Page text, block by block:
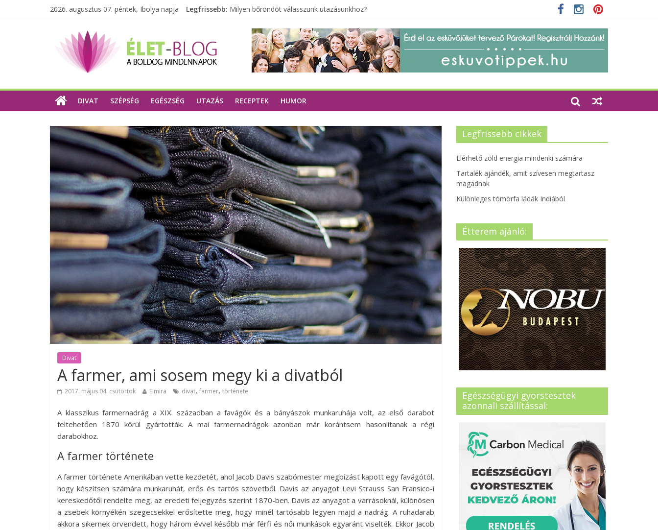
2026. augusztus 07. péntek, Ibolya napja Legfrissebb: Milyen bőröndöt válasszunk utazásunkhoz?
Tartalék ajándék, amit szívesen megtartasz magadnak
Különleges tömörfa ládák Indiából
A zöld forradalom: A mosó- és parfümtermékek környezetbarát szempontjainak erősítése
DIVAT SZÉPSÉG EGÉSZSÉG UTAZÁS RECEPTEK HUMOR
Divat
A farmer, ami sosem megy ki a divatból
2017. május 04. csütörtök Elmira divat, farmer, története
A klasszikus farmernadrág a XIX. században a favágók és a bányászok munkaruhája volt, az első darabot
feltehetően 1870 körül gyártották. A mai farmernadrágok azonban már korántsem hasonlítanak a régi
darabokhoz.
A farmer története
A farmer története Amerikában vette kezdetét, ahol Jacob Davis szabómester megbízást kapott egy favágótól,
hogy készítsen számára munkaruhát, erős és tartós szövetből. Davis az anyagot Levi Strauss San Fransico-i
kereskedőtől rendelte meg, az eredeti feljegyzés szerint 1870-ben. Davis az anyagot a varrásoknál, különösen
a zsebek környékén szegecsekkel erősítette meg, hogy minél tartósabb legyen majd a nadrág. A ruhadarab
akkora sikernek örvendett, hogy három évvel később már férfi és női munkások egyaránt viselték. Ekkor Jacob
Legfrissebb cikkek
Elérhető zöld energia mindenki számára
Tartalék ajándék, amit szívesen megtartasz
magadnak
Különleges tömörfa ládák Indiából
Étterem ajánló:
Egészségügyi gyorstesztek
azonnali szállítással: